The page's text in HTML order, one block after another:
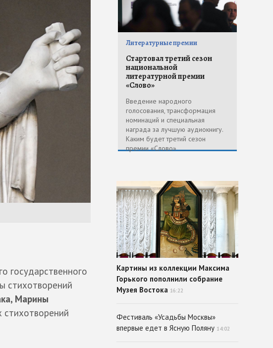
государственного
стихотворений
Марины
стихотворений
Литературные премии
Стартовал третий сезон
национальной
литературной премии
«Слово»
Введение народного
голосования, трансформация
номинаций и специальная
награда за лучшую аудиокнигу.
Каким будет третий сезон
премии «Слово»
Картины из коллекции Максима
Горького пополнили собрание
Музея Востока 16:22
Фестиваль «Усадьбы Москвы»
впервые едет в Ясную Поляну 14:02